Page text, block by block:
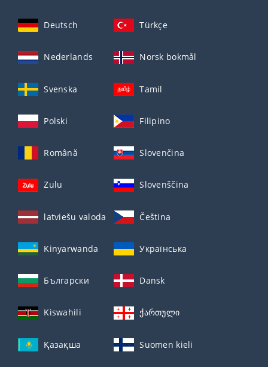
Deutsch Türkçe
Nederlands Norsk bokmål
Svenska Tamil
Polski Filipino
Română Slovenčina
Zulu Slovenščina
latviešu valoda Čeština
Kinyarwanda Українська
Български Dansk
Kiswahili ქართული
Қазақша Suomen kieli